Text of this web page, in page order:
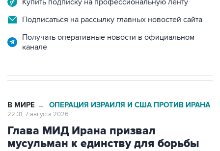
Купить подписку на профессиональную ленту
Подписаться на рассылку главных новостей сайта
Получать оперативные новости в официальном
канале
В МИРЕ → ОПЕРАЦИЯ ИЗРАИЛЯ И США ПРОТИВ ИРАНА
22:31, 7 августа 2026
Глава МИД Ирана призвал
мусульман к единству для борьбы